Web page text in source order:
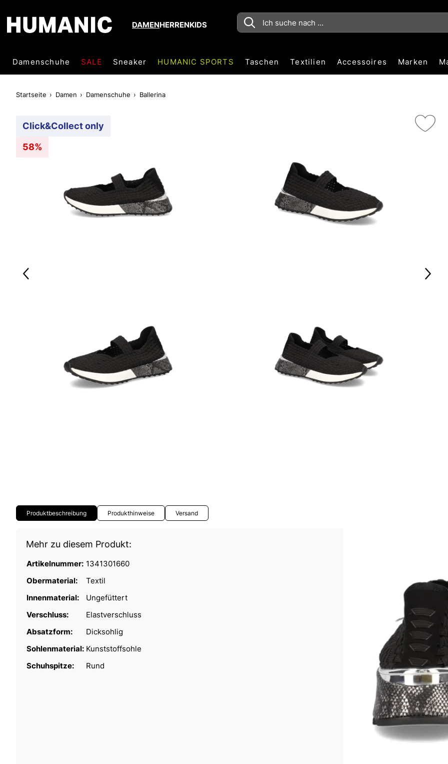
DAMENHERRENKIDS
Damenschuhe SALE Sneaker HUMANIC SPORTS Taschen Textilien Accessoires Marken
Startseite Damen Damenschuhe Ballerina
Click&Collect only
58%
Produktbeschreibung Produkthinweise Versand
Mehr zu diesem Produkt:
Artikelnummer: 1341301660
Obermaterial:
Textil
Innenmaterial:
Ungefüttert
Verschluss:
Elastverschluss
Absatzform:
Dicksohlig
Sohlenmaterial: Kunststoffsohle
Schuhspitze:
Rund